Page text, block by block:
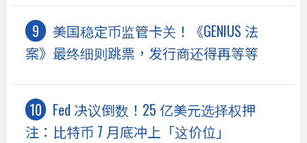
美国稳定币监管卡关！《GENIUS 法
案》最终细则跳票，发行商还得再等等
Fed 决议倒数！25 亿美元选择权押
注：比特币 7 月底冲上「这价位」